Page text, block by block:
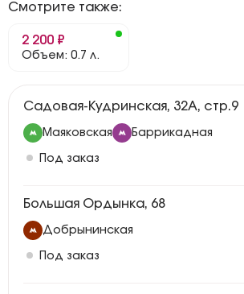
Смотрите также:
2 200 ₽
Объем: 0.7 л.
Садовая-Кудринская, 32А, стр.9
Маяковская Баррикадная
Под заказ
Большая Ордынка, 68
Добрынинская
Под заказ